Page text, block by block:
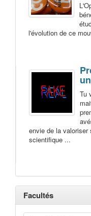
l'évolution de ce
Tu
envie de la valoriser
scientifique ...
Facultés